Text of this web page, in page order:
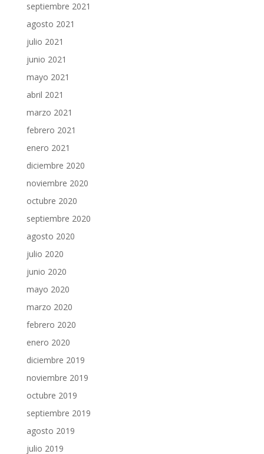
septiembre 2021
agosto 2021
julio 2021
junio 2021
mayo 2021
abril 2021
marzo 2021
febrero 2021
enero 2021
diciembre 2020
noviembre 2020
octubre 2020
septiembre 2020
agosto 2020
julio 2020
junio 2020
mayo 2020
marzo 2020
febrero 2020
enero 2020
diciembre 2019
noviembre 2019
octubre 2019
septiembre 2019
agosto 2019
julio 2019